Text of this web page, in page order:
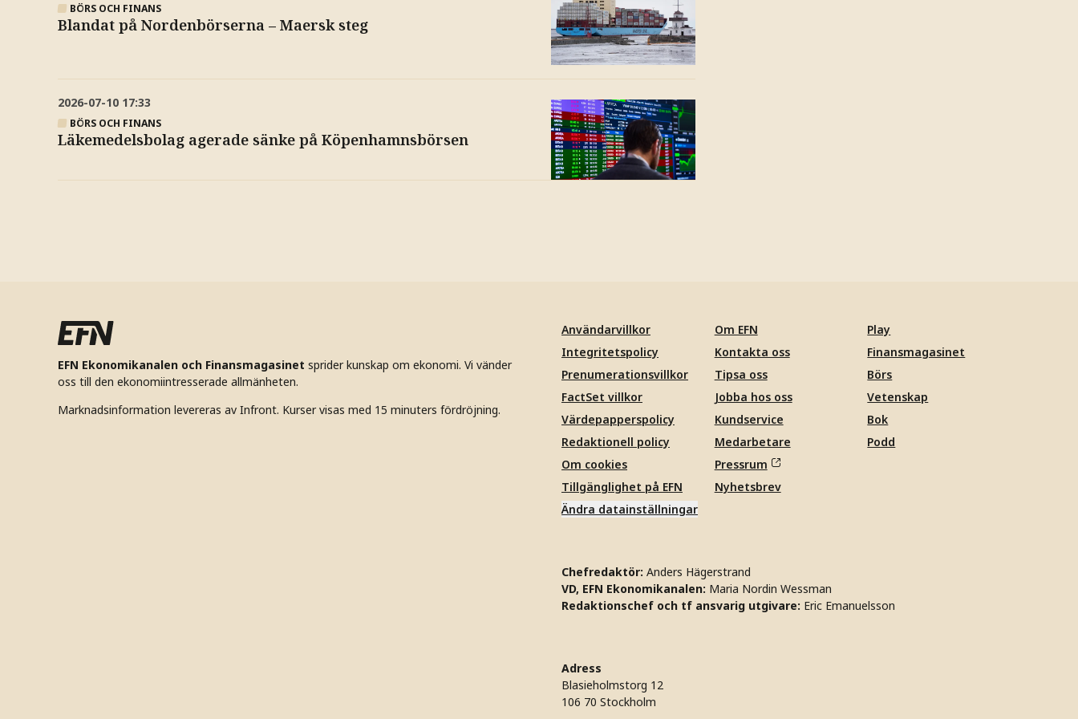
BÖRS OCH FINANS
Blandat på Nordenbörserna – Maersk steg
2026-07-10 17:33
BÖRS OCH FINANS
Läkemedelsbolag agerade sänke på Köpenhamnsbörsen
EFN Ekonomikanalen och Finansmagasinet sprider kunskap om ekonomi. Vi vänder
oss till den ekonomiintresserade allmänheten.
Marknadsinformation levereras av Infront. Kurser visas med 15 minuters fördröjning.
Användarvillkor
Integritetspolicy
Prenumerationsvillkor
FactSet villkor
Värdepapperspolicy
Redaktionell policy
Om cookies
Tillgänglighet på EFN
Ändra datainställningar
Om EFN
Kontakta oss
Tipsa oss
Jobba hos oss
Kundservice
Medarbetare
Pressrum
Nyhetsbrev
Play
Finansmagasinet
Börs
Vetenskap
Bok
Podd
Chefredaktör: Anders Hägerstrand
VD, EFN Ekonomikanalen: Maria Nordin Wessman
Redaktionschef och tf ansvarig utgivare: Eric Emanuelsson
Adress
Blasieholmstorg 12
106 70 Stockholm